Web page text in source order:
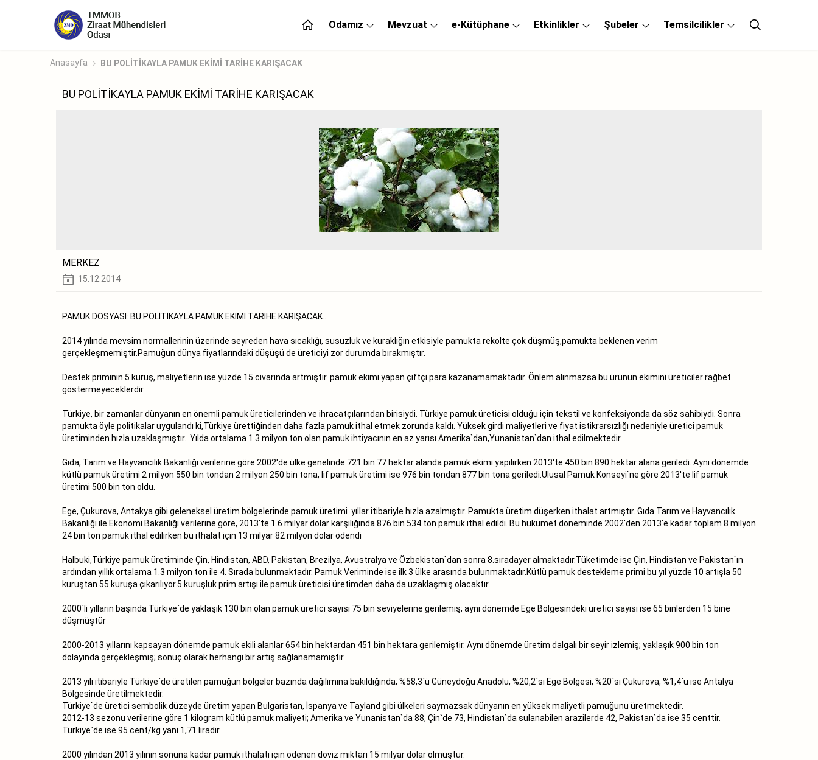
Odamız Mevzuat e-Kütüphane Etkinlikler Şubeler Temsilcilikler
Anasayfa BU POLİTİKAYLA PAMUK EKİMİ TARİHE KARIŞACAK
BU POLİTİKAYLA PAMUK EKİMİ TARİHE KARIŞACAK
MERKEZ
15.12.2014
PAMUK DOSYASI: BU POLİTİKAYLA PAMUK EKİMİ TARİHE KARIŞACAK..
2014 yılında mevsim normallerinin üzerinde seyreden hava sıcaklığı, susuzluk ve kuraklığın etkisiyle pamukta rekolte çok düşmüş,pamukta beklenen verim
gerçekleşmemiştir.Pamuğun dünya fiyatlarındaki düşüşü de üreticiyi zor durumda bırakmıştır.
Destek priminin 5 kuruş, maliyetlerin ise yüzde 15 civarında artmıştır. pamuk ekimi yapan çiftçi para kazanamamaktadır. Önlem alınmazsa bu ürünün ekimini üreticiler rağbet
göstermeyeceklerdir
Türkiye, bir zamanlar dünyanın en önemli pamuk üreticilerinden ve ihracatçılarından birisiydi. Türkiye pamuk üreticisi olduğu için tekstil ve konfeksiyonda da söz sahibiydi. Sonra
pamukta öyle politikalar uygulandı ki,Türkiye ürettiğinden daha fazla pamuk ithal etmek zorunda kaldı. Yüksek girdi maliyetleri ve fiyat istikrarsızlığı nedeniyle üretici pamuk
üretiminden hızla uzaklaşmıştır. Yılda ortalama 1.3 milyon ton olan pamuk ihtiyacının en az yarısı Amerika`dan,Yunanistan`dan ithal edilmektedir.
Gıda, Tarım ve Hayvancılık Bakanlığı verilerine göre 2002′de ülke genelinde 721 bin 77 hektar alanda pamuk ekimi yapılırken 2013′te 450 bin 890 hektar alana geriledi. Aynı dönemde
kütlü pamuk üretimi 2 milyon 550 bin tondan 2 milyon 250 bin tona, lif pamuk üretimi ise 976 bin tondan 877 bin tona geriledi.Ulusal Pamuk Konseyi`ne göre 2013′te lif pamuk
üretimi 500 bin ton oldu.
Ege, Çukurova, Antakya gibi geleneksel üretim bölgelerinde pamuk üretimi yıllar itibariyle hızla azalmıştır. Pamukta üretim düşerken ithalat artmıştır. Gıda Tarım ve Hayvancılık
Bakanlığı ile Ekonomi Bakanlığı verilerine göre, 2013′te 1.6 milyar dolar karşılığında 876 bin 534 ton pamuk ithal edildi. Bu hükümet döneminde 2002′den 2013′e kadar toplam 8 milyon
24 bin ton pamuk ithal edilirken bu ithalat için 13 milyar 82 milyon dolar ödendi
Halbuki,Türkiye pamuk üretiminde Çin, Hindistan, ABD, Pakistan, Brezilya, Avustralya ve Özbekistan`dan sonra 8.sıradayer almaktadır.Tüketimde ise Çin, Hindistan ve Pakistan`ın
ardından yıllık ortalama 1.3 milyon ton ile 4. Sırada bulunmaktadır. Pamuk Veriminde ise ilk 3 ülke arasında bulunmaktadır.Kütlü pamuk destekleme primi bu yıl yüzde 10 artışla 50
kuruştan 55 kuruşa çıkarılıyor.5 kuruşluk prim artışı ile pamuk üreticisi üretimden daha da uzaklaşmış olacaktır.
2000`li yılların başında Türkiye`de yaklaşık 130 bin olan pamuk üretici sayısı 75 bin seviyelerine gerilemiş; aynı dönemde Ege Bölgesindeki üretici sayısı ise 65 binlerden 15 bine
düşmüştür
2000-2013 yıllarını kapsayan dönemde pamuk ekili alanlar 654 bin hektardan 451 bin hektara gerilemiştir. Aynı dönemde üretim dalgalı bir seyir izlemiş; yaklaşık 900 bin ton
dolayında gerçekleşmiş; sonuç olarak herhangi bir artış sağlanamamıştır.
2013 yılı itibariyle Türkiye`de üretilen pamuğun bölgeler bazında dağılımına bakıldığında; %58,3`ü Güneydoğu Anadolu, %20,2`si Ege Bölgesi, %20`si Çukurova, %1,4`ü ise Antalya
Bölgesinde üretilmektedir.
Türkiye`de üretici sembolik düzeyde üretim yapan Bulgaristan, İspanya ve Tayland gibi ülkeleri saymazsak dünyanın en yüksek maliyetli pamuğunu üretmektedir.
2012-13 sezonu verilerine göre 1 kilogram kütlü pamuk maliyeti; Amerika ve Yunanistan`da 88, Çin`de 73, Hindistan`da sulanabilen arazilerde 42, Pakistan`da ise 35 centtir.
Türkiye`de ise 95 cent/kg yani 1,71 liradır.
2000 yılından 2013 yılının sonuna kadar pamuk ithalatı için ödenen döviz miktarı 15 milyar dolar olmuştur.